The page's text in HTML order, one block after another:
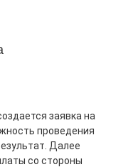
заявка на
проведения
Далее
со стороны